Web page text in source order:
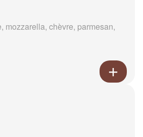
mozzarella, chèvre, parmesan,